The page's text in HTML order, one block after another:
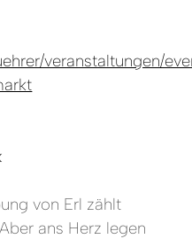
veranstaltungen/
von Erl zählt
ans Herz legen